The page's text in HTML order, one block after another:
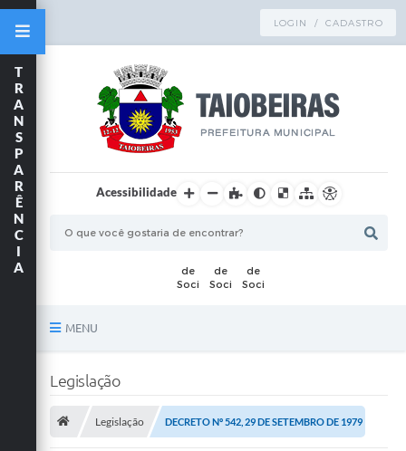
LOGIN / CADASTRO
Acessibilidade
MENU
T
R
A
N
S
P
A
R
Ê
N
C
I
A
Legislação
Legislação DECRETO Nº 542, 29 DE SETEMBRO DE 1979